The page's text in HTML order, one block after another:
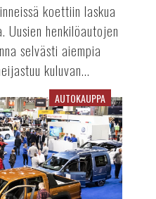
koettiin laskua
henkilöautojen
selvästi aiempia
kuluvan...
AUTOKAUPPA